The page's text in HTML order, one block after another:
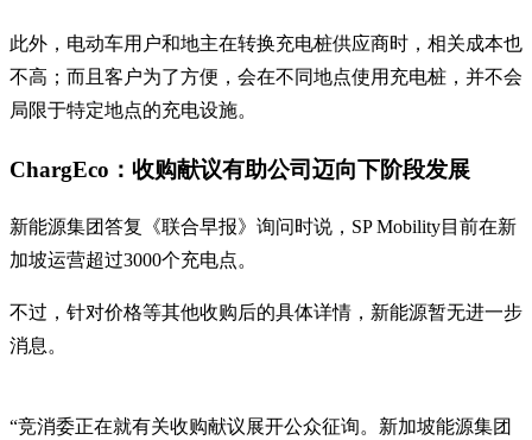
此外，电动车用户和地主在转换充电桩供应商时，相关成本也
不高；而且客户为了方便，会在不同地点使用充电桩，并不会
局限于特定地点的充电设施。
ChargEco：收购献议有助公司迈向下阶段发展
新能源集团答复《联合早报》询问时说，SP Mobility目前在新
加坡运营超过3000个充电点。
不过，针对价格等其他收购后的具体详情，新能源暂无进一步
消息。
“竞消委正在就有关收购献议展开公众征询。新加坡能源集团